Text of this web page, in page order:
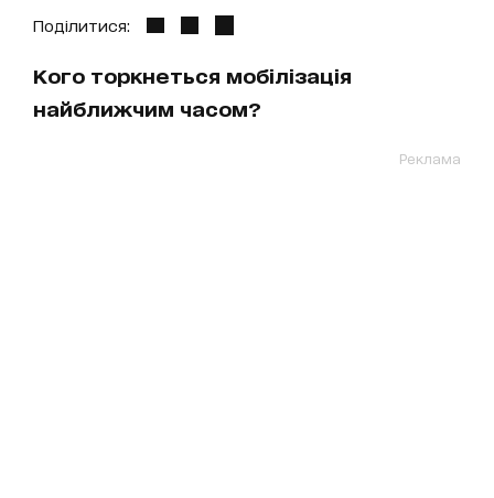
Поділитися:
Кого торкнеться мобілізація
найближчим часом?
Реклама